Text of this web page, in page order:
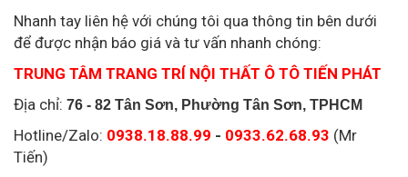
Nhanh tay liên hệ với chúng tôi qua thông tin bên dưới
để được nhận báo giá và tư vấn nhanh chóng:
TRUNG TÂM TRANG TRÍ NỘI THẤT Ô TÔ TIẾN PHÁT
Địa chỉ: 76 - 82 Tân Sơn, Phường Tân Sơn, TPHCM
Hotline/Zalo: 0938.18.88.99 - 0933.62.68.93 (Mr
Tiến)